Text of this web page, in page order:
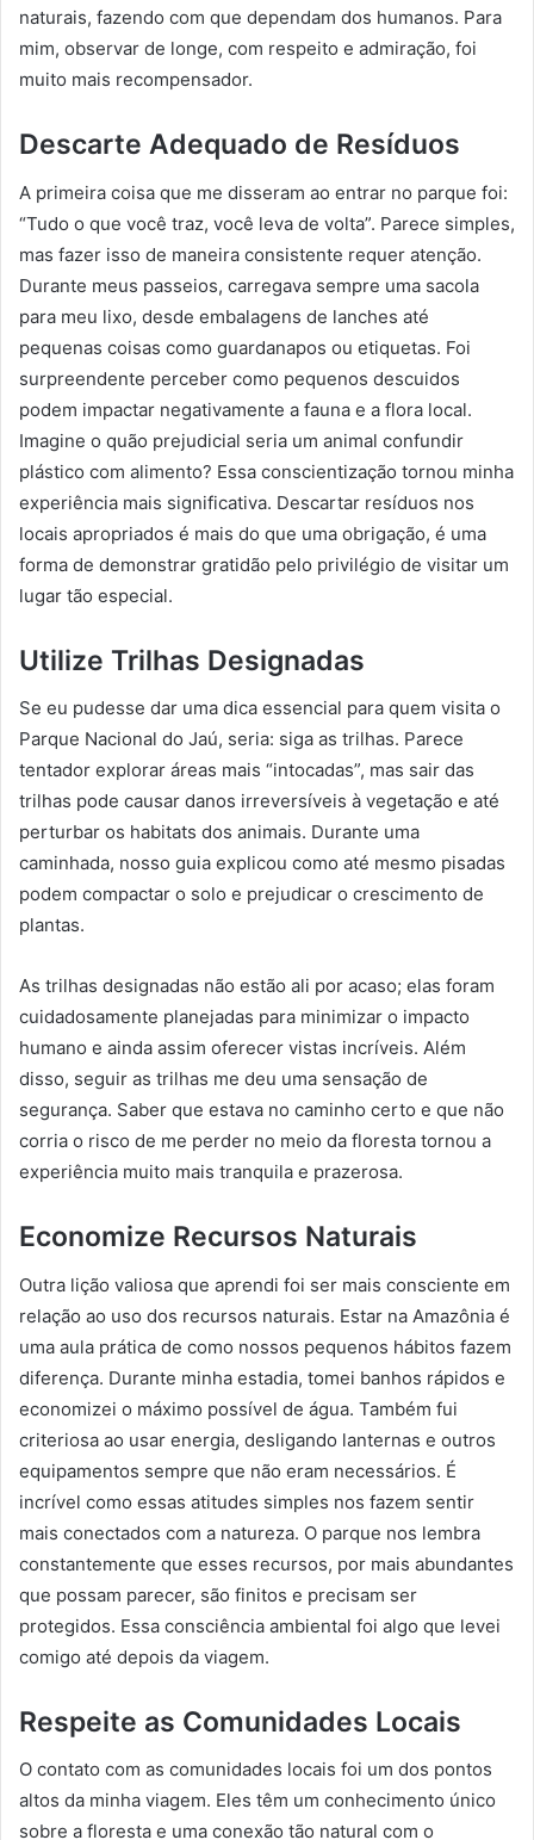
naturais, fazendo com que dependam dos humanos. Para
mim, observar de longe, com respeito e admiração, foi
muito mais recompensador.
Descarte Adequado de Resíduos
A primeira coisa que me disseram ao entrar no parque foi:
“Tudo o que você traz, você leva de volta”. Parece simples,
mas fazer isso de maneira consistente requer atenção.
Durante meus passeios, carregava sempre uma sacola
para meu lixo, desde embalagens de lanches até
pequenas coisas como guardanapos ou etiquetas. Foi
surpreendente perceber como pequenos descuidos
podem impactar negativamente a fauna e a flora local.
Imagine o quão prejudicial seria um animal confundir
plástico com alimento? Essa conscientização tornou minha
experiência mais significativa. Descartar resíduos nos
locais apropriados é mais do que uma obrigação, é uma
forma de demonstrar gratidão pelo privilégio de visitar um
lugar tão especial.
Utilize Trilhas Designadas
Se eu pudesse dar uma dica essencial para quem visita o
Parque Nacional do Jaú, seria: siga as trilhas. Parece
tentador explorar áreas mais “intocadas”, mas sair das
trilhas pode causar danos irreversíveis à vegetação e até
perturbar os habitats dos animais. Durante uma
caminhada, nosso guia explicou como até mesmo pisadas
podem compactar o solo e prejudicar o crescimento de
plantas.
As trilhas designadas não estão ali por acaso; elas foram
cuidadosamente planejadas para minimizar o impacto
humano e ainda assim oferecer vistas incríveis. Além
disso, seguir as trilhas me deu uma sensação de
segurança. Saber que estava no caminho certo e que não
corria o risco de me perder no meio da floresta tornou a
experiência muito mais tranquila e prazerosa.
Economize Recursos Naturais
Outra lição valiosa que aprendi foi ser mais consciente em
relação ao uso dos recursos naturais. Estar na Amazônia é
uma aula prática de como nossos pequenos hábitos fazem
diferença. Durante minha estadia, tomei banhos rápidos e
economizei o máximo possível de água. Também fui
criteriosa ao usar energia, desligando lanternas e outros
equipamentos sempre que não eram necessários. É
incrível como essas atitudes simples nos fazem sentir
mais conectados com a natureza. O parque nos lembra
constantemente que esses recursos, por mais abundantes
que possam parecer, são finitos e precisam ser
protegidos. Essa consciência ambiental foi algo que levei
comigo até depois da viagem.
Respeite as Comunidades Locais
O contato com as comunidades locais foi um dos pontos
altos da minha viagem. Eles têm um conhecimento único
sobre a floresta e uma conexão tão natural com o